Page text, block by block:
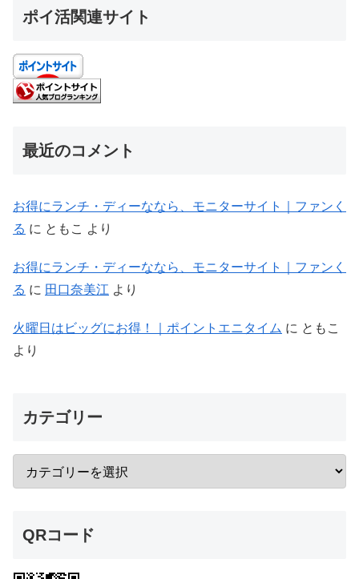
ポイ活関連サイト
最近のコメント
お得にランチ・ディーななら、モニターサイト｜ファンく
る に ともこ より
お得にランチ・ディーななら、モニターサイト｜ファンく
る に 田口奈美江 より
火曜日はビッグにお得！｜ポイントエニタイム に ともこ
より
カテゴリー
QRコード